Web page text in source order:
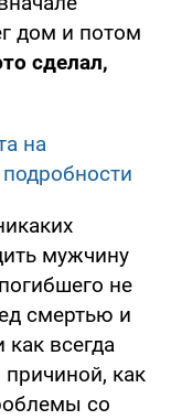
дом и потом
сделал,
на
мужчину
не
смертью и
всегда
как
со